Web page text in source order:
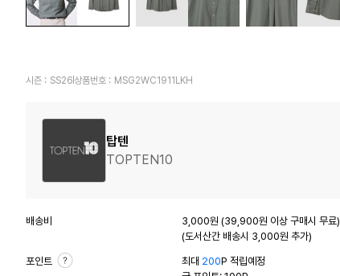
시즌 : SS26 상품번호 : MSG2WC1911LKH
탑텐
TOPTEN10
배송비
3,000원 (39,900원 이상 구매시 무료)
(도서산간 배송시 3,000원 추가)
포인트 최대 200P 적립예정